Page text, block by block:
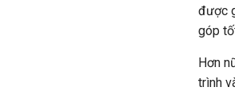
được
góp
Hơn
trình